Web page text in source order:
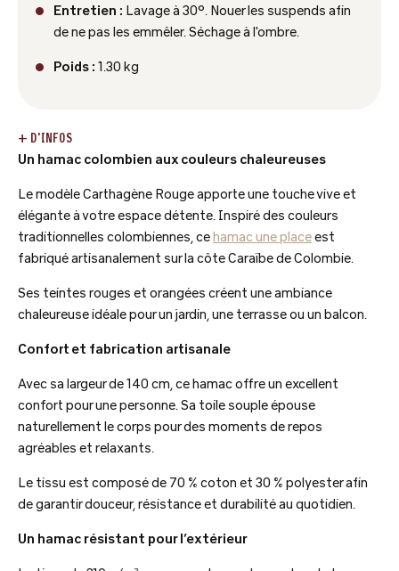
Entretien : Lavage à 30°. Nouer les suspends afin
de ne pas les emmêler. Séchage à l'ombre.
Poids : 1.30 kg
+ D'INFOS
Un hamac colombien aux couleurs chaleureuses
Le modèle Carthagène Rouge apporte une touche vive et
élégante à votre espace détente. Inspiré des couleurs
traditionnelles colombiennes, cehamac une placeest
fabriqué artisanalement sur la côte Caraïbe de Colombie.
Ses teintes rouges et orangées créent une ambiance
chaleureuse idéale pour un jardin, une terrasse ou un balcon.
Confort et fabrication artisanale
Avec sa largeur de 140 cm, ce hamac offre un excellent
confort pour une personne. Sa toile souple épouse
naturellement le corps pour des moments de repos
agréables et relaxants.
Le tissu est composé de 70 % coton et 30 % polyester afin
de garantir douceur, résistance et durabilité au quotidien.
Un hamac résistant pour l’extérieur